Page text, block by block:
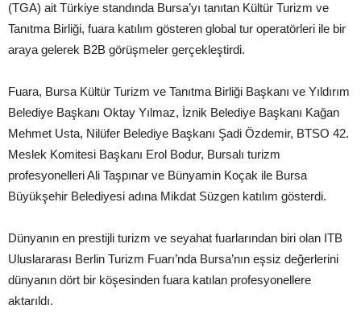
(TGA) ait Türkiye standında Bursa’yı tanıtan Kültür Turizm ve
Tanıtma Birliği, fuara katılım gösteren global tur operatörleri ile bir
araya gelerek B2B görüşmeler gerçekleştirdi.
Fuara, Bursa Kültür Turizm ve Tanıtma Birliği Başkanı ve Yıldırım
Belediye Başkanı Oktay Yılmaz, İznik Belediye Başkanı Kağan
Mehmet Usta, Nilüfer Belediye Başkanı Şadi Özdemir, BTSO 42.
Meslek Komitesi Başkanı Erol Bodur, Bursalı turizm
profesyonelleri Ali Taşpınar ve Bünyamin Koçak ile Bursa
Büyükşehir Belediyesi adına Mikdat Süzgen katılım gösterdi.
Dünyanın en prestijli turizm ve seyahat fuarlarından biri olan ITB
Uluslararası Berlin Turizm Fuarı’nda Bursa’nın eşsiz değerlerini
dünyanın dört bir köşesinden fuara katılan profesyonellere
aktarıldı.